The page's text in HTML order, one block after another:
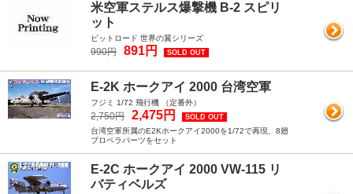
米空軍ステルス爆撃機 B-2 スピリ
ット
ピットロード 世界の翼シリーズ
990円 891円 SOLD OUT
E-2K ホークアイ 2000 台湾空軍
フジミ 1/72 飛行機 （定番外）
2,750円 2,475円 SOLD OUT
台湾空軍所属のE2Kホークアイ2000を1/72で再現、8翅
プロペラパーツをセット
E-2C ホークアイ 2000 VW-115 リ
バティベルズ